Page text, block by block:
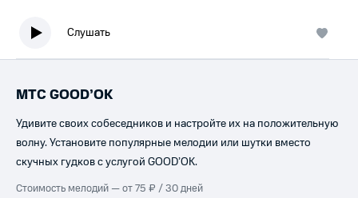
Слушать
МТС GOOD’OK
Удивите своих собеседников и настройте их на положительную
волну. Установите популярные мелодии или шутки вместо
скучных гудков с услугой GOOD’OK.
Стоимость мелодий — от 75 ₽ / 30 дней